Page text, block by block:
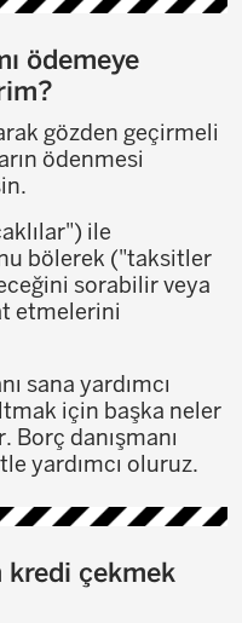
ödemeye
gözden geçirmeli
ödenmesi
ile
bölerek ("taksitler
sorabilir veya
etmelerini
sana yardımcı
için başka neler
danışmanı
yardımcı oluruz.
kredi çekmek